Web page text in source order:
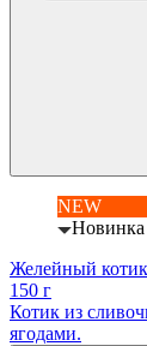
NEW
Желейный котик
150 г
Котик из
ягодами.